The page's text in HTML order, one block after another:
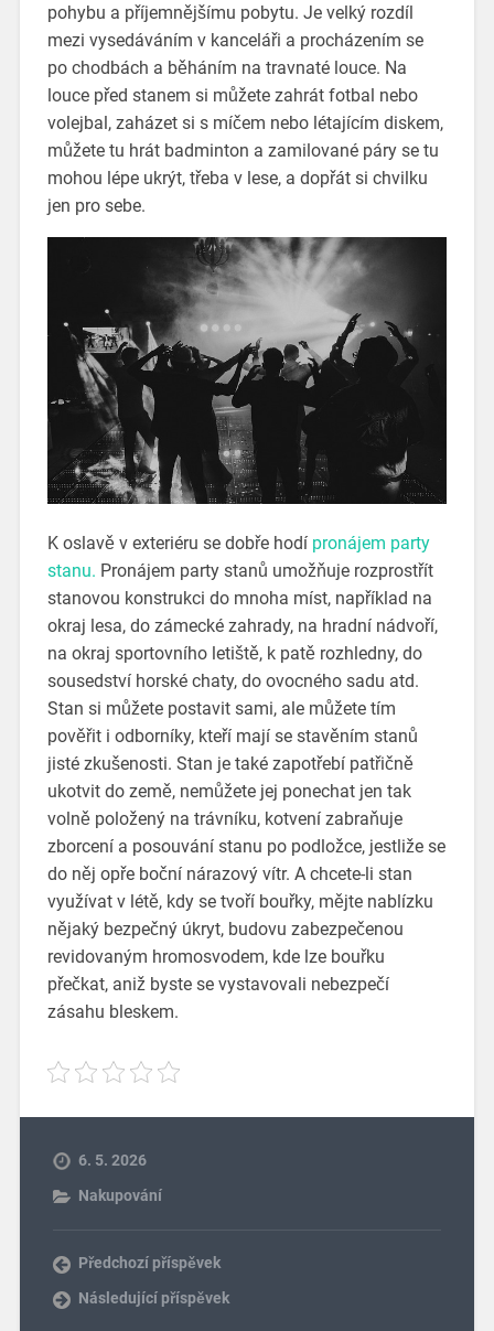
pohybu a příjemnějšímu pobytu. Je velký rozdíl
mezi vysedáváním v kanceláři a procházením se
po chodbách a běháním na travnaté louce. Na
louce před stanem si můžete zahrát fotbal nebo
volejbal, zaházet si s míčem nebo létajícím diskem,
můžete tu hrát badminton a zamilované páry se tu
mohou lépe ukrýt, třeba v lese, a dopřát si chvilku
jen pro sebe.
K oslavě v exteriéru se dobře hodí pronájem party
stanu. Pronájem party stanů umožňuje rozprostřít
stanovou konstrukci do mnoha míst, například na
okraj lesa, do zámecké zahrady, na hradní nádvoří,
na okraj sportovního letiště, k patě rozhledny, do
sousedství horské chaty, do ovocného sadu atd.
Stan si můžete postavit sami, ale můžete tím
pověřit i odborníky, kteří mají se stavěním stanů
jisté zkušenosti. Stan je také zapotřebí patřičně
ukotvit do země, nemůžete jej ponechat jen tak
volně položený na trávníku, kotvení zabraňuje
zborcení a posouvání stanu po podložce, jestliže se
do něj opře boční nárazový vítr. A chcete-li stan
využívat v létě, kdy se tvoří bouřky, mějte nablízku
nějaký bezpečný úkryt, budovu zabezpečenou
revidovaným hromosvodem, kde lze bouřku
přečkat, aniž byste se vystavovali nebezpečí
zásahu bleskem.
6. 5. 2026
Nakupování
Předchozí příspěvek
Následující příspěvek